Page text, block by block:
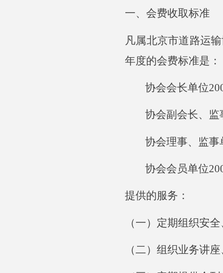
一、会费收取标准
凡属北京市道路运
年度的会费标准是：
协会会长单位
协会副会长、监
协会理事、监事
协会会员单位
提供的服务：
（一）定期组织安
（二）组织业务讲